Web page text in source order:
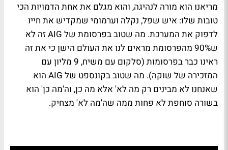
מריאנו הוא מורה לנהיגה, והוא מגלם את אחת הדמויות הכי
טובות שלו: איש שפל, נקלה וערמומי שמקדיש את חייו
לדפוק את המערכת. מה שטוב בפרסומת של AIG זה לא
ש90% מהפרסומת מראים לנו את העולם הישן כי את זה
ראינו כבר בפרסומות (סלקום עם משיח, 9 מליון עם
המזכירה של שוקה). מה שטוב בקונספט של AIG הוא
שאנחנו לא מבינים רק מה לא' אלא מה כן, וה'מה כן' הוא
בשורה סוחפת לא פחות ממה שה'מה לא' מצחיק.